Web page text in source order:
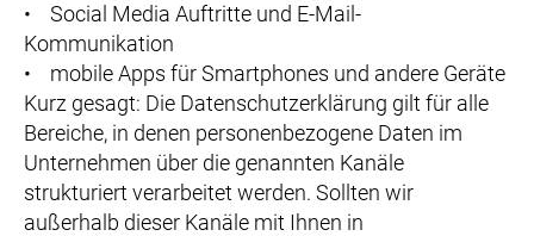
• Social Media Auftritte und E-Mail-
Kommunikation
• mobile Apps für Smartphones und andere Geräte
Kurz gesagt: Die Datenschutzerklärung gilt für alle
Bereiche, in denen personenbezogene Daten im
Unternehmen über die genannten Kanäle
strukturiert verarbeitet werden. Sollten wir
außerhalb dieser Kanäle mit Ihnen in